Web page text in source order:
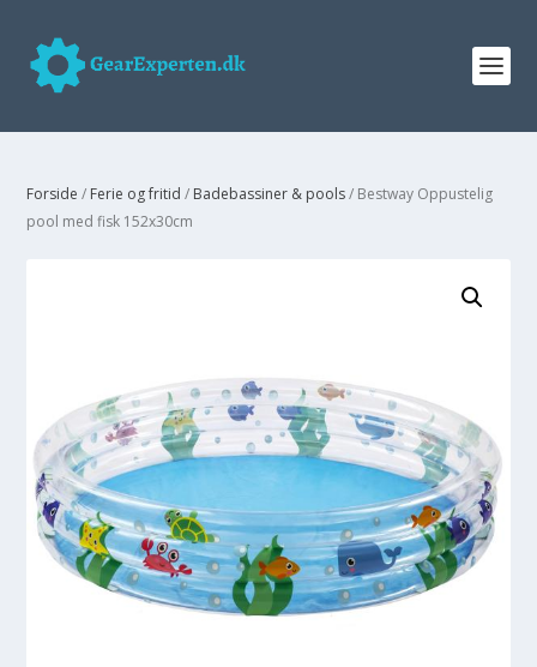
Forside / Ferie og fritid / Badebassiner & pools/ Bestway Oppustelig
pool med fisk 152x30cm